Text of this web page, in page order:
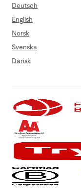
Deutsch
English
Norsk
Svenska
Dansk